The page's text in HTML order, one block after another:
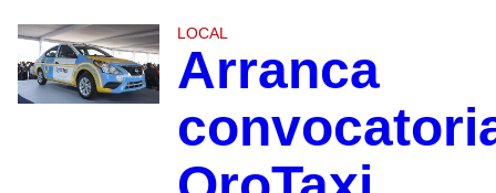
LOCAL
Arranca